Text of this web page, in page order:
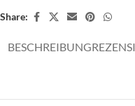
Share:
BESCHREIBUNG